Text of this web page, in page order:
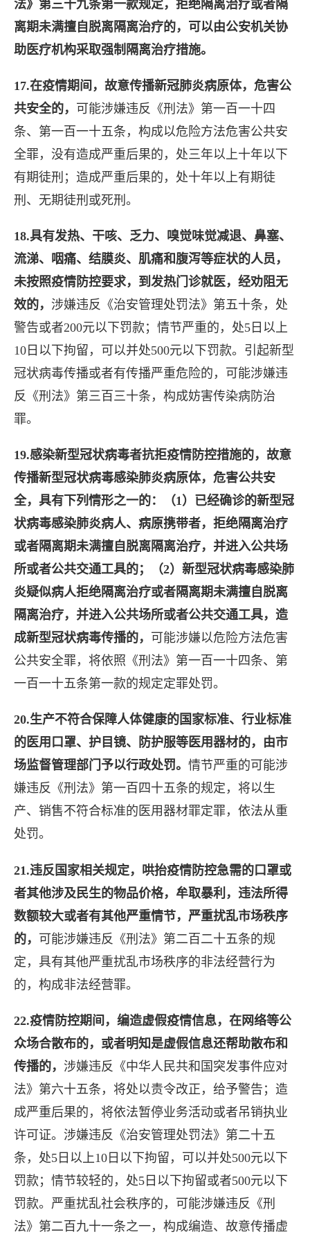
法》第三十九条第一款规定，拒绝隔离治疗或者隔
离期未满擅自脱离隔离治疗的，可以由公安机关协
助医疗机构采取强制隔离治疗措施。
17.在疫情期间，故意传播新冠肺炎病原体，危害公
共安全的， 可能涉嫌违反《刑法》第一百一十四
条、第一百一十五条，构成以危险方法危害公共安
全罪，没有造成严重后果的，处三年以上十年以下
有期徒刑；造成严重后果的，处十年以上有期徒
刑、无期徒刑或死刑。
18.具有发热、干咳、乏力、嗅觉味觉减退、鼻塞、
流涕、咽痛、结膜炎、肌痛和腹泻等症状的人员，
未按照疫情防控要求，到发热门诊就医，经劝阻无
效的， 涉嫌违反《治安管理处罚法》第五十条，处
警告或者200元以下罚款；情节严重的，处5日以上
10日以下拘留，可以并处500元以下罚款。引起新型
冠状病毒传播或者有传播严重危险的，可能涉嫌违
反《刑法》第三百三十条，构成妨害传染病防治
罪。
19.感染新型冠状病毒者抗拒疫情防控措施的，故意
传播新型冠状病毒感染肺炎病原体，危害公共安
全，具有下列情形之一的：（1）已经确诊的新型冠
状病毒感染肺炎病人、病原携带者，拒绝隔离治疗
或者隔离期未满擅自脱离隔离治疗，并进入公共场
所或者公共交通工具的；（2）新型冠状病毒感染肺
炎疑似病人拒绝隔离治疗或者隔离期未满擅自脱离
隔离治疗，并进入公共场所或者公共交通工具，造
成新型冠状病毒传播的，
可能涉嫌以危险方法危害
公共安全罪，将依照《刑法》第一百一十四条、第
一百一十五条第一款的规定定罪处罚。
20.生产不符合保障人体健康的国家标准、行业标准
的医用口罩、护目镜、防护服等医用器材的，由市
场监督管理部门予以行政处罚。 情节严重的可能涉
嫌违反《刑法》第一百四十五条的规定，将以生
产、销售不符合标准的医用器材罪定罪，依法从重
处罚。
21.违反国家相关规定，哄抬疫情防控急需的口罩或
者其他涉及民生的物品价格，牟取暴利，违法所得
数额较大或者有其他严重情节，严重扰乱市场秩序
的， 可能涉嫌违反《刑法》第二百二十五条的规
定，具有其他严重扰乱市场秩序的非法经营行为
的，构成非法经营罪。
22.疫情防控期间，编造虚假疫情信息，在网络等公
众场合散布的，或者明知是虚假信息还帮助散布和
传播的， 涉嫌违反《中华人民共和国突发事件应对
法》第六十五条，将处以责令改正，给予警告；造
成严重后果的，将依法暂停业务活动或者吊销执业
许可证。涉嫌违反《治安管理处罚法》第二十五
条，处5日以上10日以下拘留，可以并处500元以下
罚款；情节较轻的，处5日以下拘留或者500元以下
罚款。严重扰乱社会秩序的，可能涉嫌违反《刑
法》第二百九十一条之一，构成编造、故意传播虚